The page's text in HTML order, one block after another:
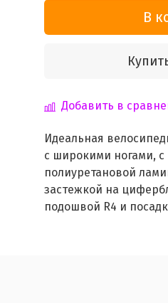
В
Добавить в
Идеальная
с широкими ногами, с
полиуретановой
застежкой на
подошвой R4 и